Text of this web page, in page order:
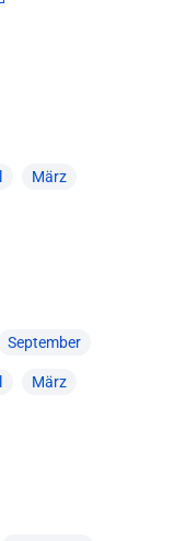
März
September
März